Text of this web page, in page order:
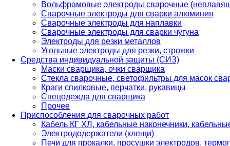
Вольфрамовые электроды сварочные
Сварочные электроды для сварки алюминия
Сварочные электроды для наплавки
Сварочные электроды для сварки чугуна
Электроды для резки металлов
Угольные электроды для резки, строжки
Средства индивидуальной защиты (СИЗ)
Маски сварщика, очки сварщика
Стекла сварочные, светофильтры для масок
Краги спилковые, перчатки, рукавицы
Спецодежда для сварщика
Прочее
Приспособления для сварочных работ
Кабель КГ ХЛ, кабельные наконечники,
Электрододержатели (клещи)
Печи для прокалки, просушки электродов,